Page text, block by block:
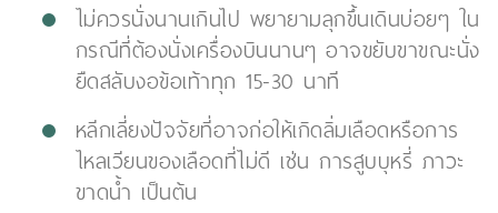
ไม่ควรนั่งนานเกินไป พยายามลุกขึ้นเดินบ่อยๆ ใน
กรณีที่ต้องนั่งเครื่องบินนานๆ อาจขยับขาขณะนั่ง
ยืดสลับงอข้อเท้าทุก 15-30 นาที
หลีกเลี่ยงปัจจัยที่อาจก่อให้เกิดลิ่มเลือดหรือการ
ไหลเวียนของเลือดที่ไม่ดี เช่น การสูบบุหรี่ ภาวะ
ขาดน้ำ เป็นต้น